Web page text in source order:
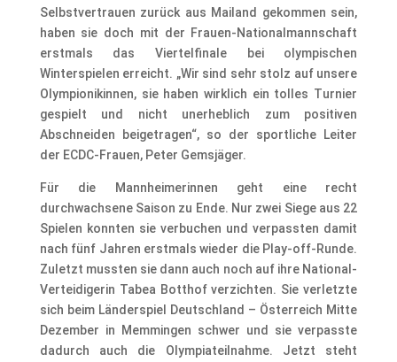
Selbstvertrauen zurück aus Mailand gekommen sein,
haben sie doch mit der Frauen-Nationalmannschaft
erstmals das Viertelfinale bei olympischen
Winterspielen erreicht. „Wir sind sehr stolz auf unsere
Olympionikinnen, sie haben wirklich ein tolles Turnier
gespielt und nicht unerheblich zum positiven
Abschneiden beigetragen“, so der sportliche Leiter
der ECDC-Frauen, Peter Gemsjäger.
Für die Mannheimerinnen geht eine recht
durchwachsene Saison zu Ende. Nur zwei Siege aus 22
Spielen konnten sie verbuchen und verpassten damit
nach fünf Jahren erstmals wieder die Play-off-Runde.
Zuletzt mussten sie dann auch noch auf ihre National-
Verteidigerin Tabea Botthof verzichten. Sie verletzte
sich beim Länderspiel Deutschland – Österreich Mitte
Dezember in Memmingen schwer und sie verpasste
dadurch auch die Olympiateilnahme. Jetzt steht